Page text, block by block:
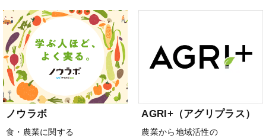
ノウラボ
食・農業に関する
AGRI+（アグリプラス）
農業から地域活性の